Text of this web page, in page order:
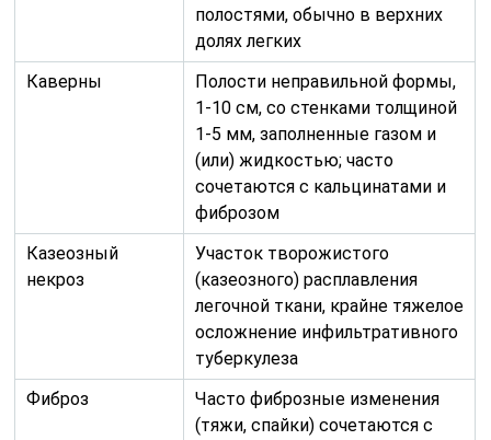
полостями, обычно в верхних
долях легких
Каверны
Полости неправильной формы,
1-10 см, со стенками толщиной
1-5 мм, заполненные газом и
(или) жидкостью; часто
сочетаются с кальцинатами и
фиброзом
Казеозный
некроз
Участок творожистого
(казеозного) расплавления
легочной ткани, крайне тяжелое
осложнение инфильтративного
туберкулеза
Фиброз
Часто фиброзные изменения
(тяжи, спайки) сочетаются с